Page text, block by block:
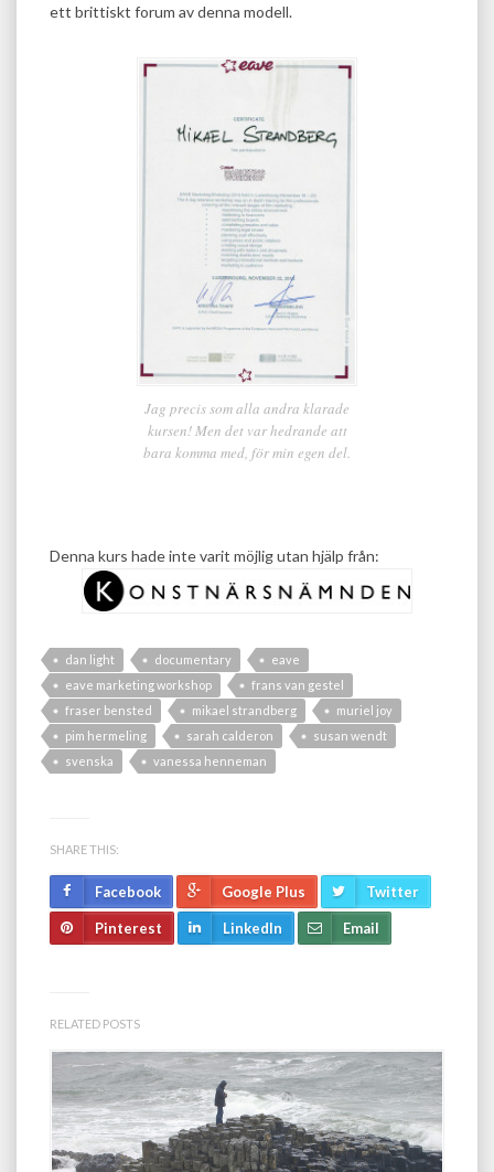
ett brittiskt forum av denna modell.
Jag precis som alla andra klarade
kursen! Men det var hedrande att
bara komma med, för min egen del.
Denna kurs hade inte varit möjlig utan hjälp från:
dan light documentary
eave
eave marketing workshop
frans van gestel
fraser bensted
mikael strandberg
muriel joy
pim hermeling
sarah calderon
susan wendt
svenska
vanessa henneman
SHARE THIS:
Facebook Google Plus Twitter
Pinterest LinkedIn Email
RELATED POSTS